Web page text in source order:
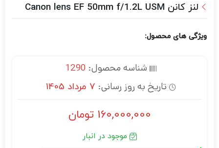
لنز کانن Canon lens EF 50mm f/1.2L USM
ویژگی های محصول:
شناسه محصول:1290
تاریخ به روز رسانی: 7 مرداد 1405
160,000,000 تومان
موجود در انبار